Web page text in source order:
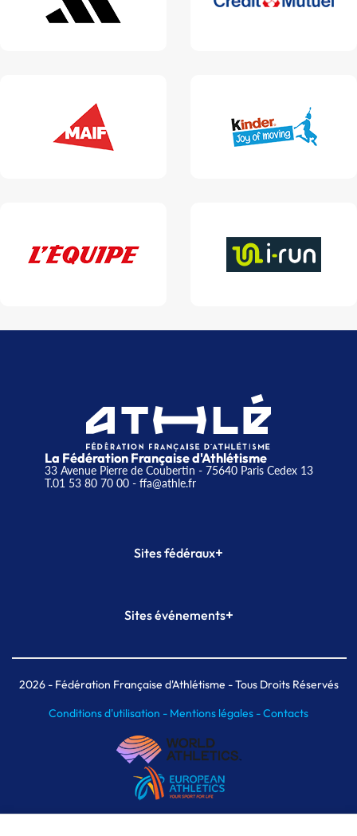
La Fédération Française d'Athlétisme
33 Avenue Pierre de Coubertin - 75640 Paris Cedex 13
T.01 53 80 70 00- ffa@athle.fr
Sites fédéraux+
Plateforme Formation
Sites événements+
Meeting de Paris indoor
MAIF Ekiden de Paris
2026- Fédération Française d'Athlétisme - Tous Droits Réservés
Conditions d'utilisation - Mentions légales -Contacts